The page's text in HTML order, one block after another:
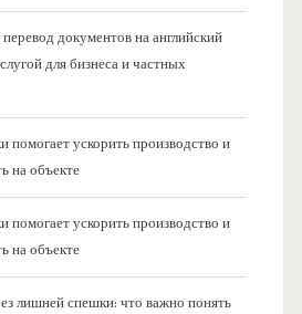
документов на английский
для бизнеса и частных
помогает ускорить производство и
на объекте
помогает ускорить производство и
на объекте
лишней спешки: что важно понять